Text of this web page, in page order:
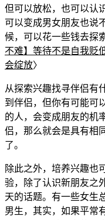
但可以放松，也可以认
可以变成男女朋友也说
候，可以花一些钱去探
不难】等待不是自我贬
会绽放〉
从探索兴趣找寻伴侣有
到伴侣，但你有可能可
的人，会变成朋友的机
侣，那么就会是具有相
了。
除此之外，培养兴趣也
验，除了认识新朋友之
天的话题。有一些女生
男生，其实， 如果平常